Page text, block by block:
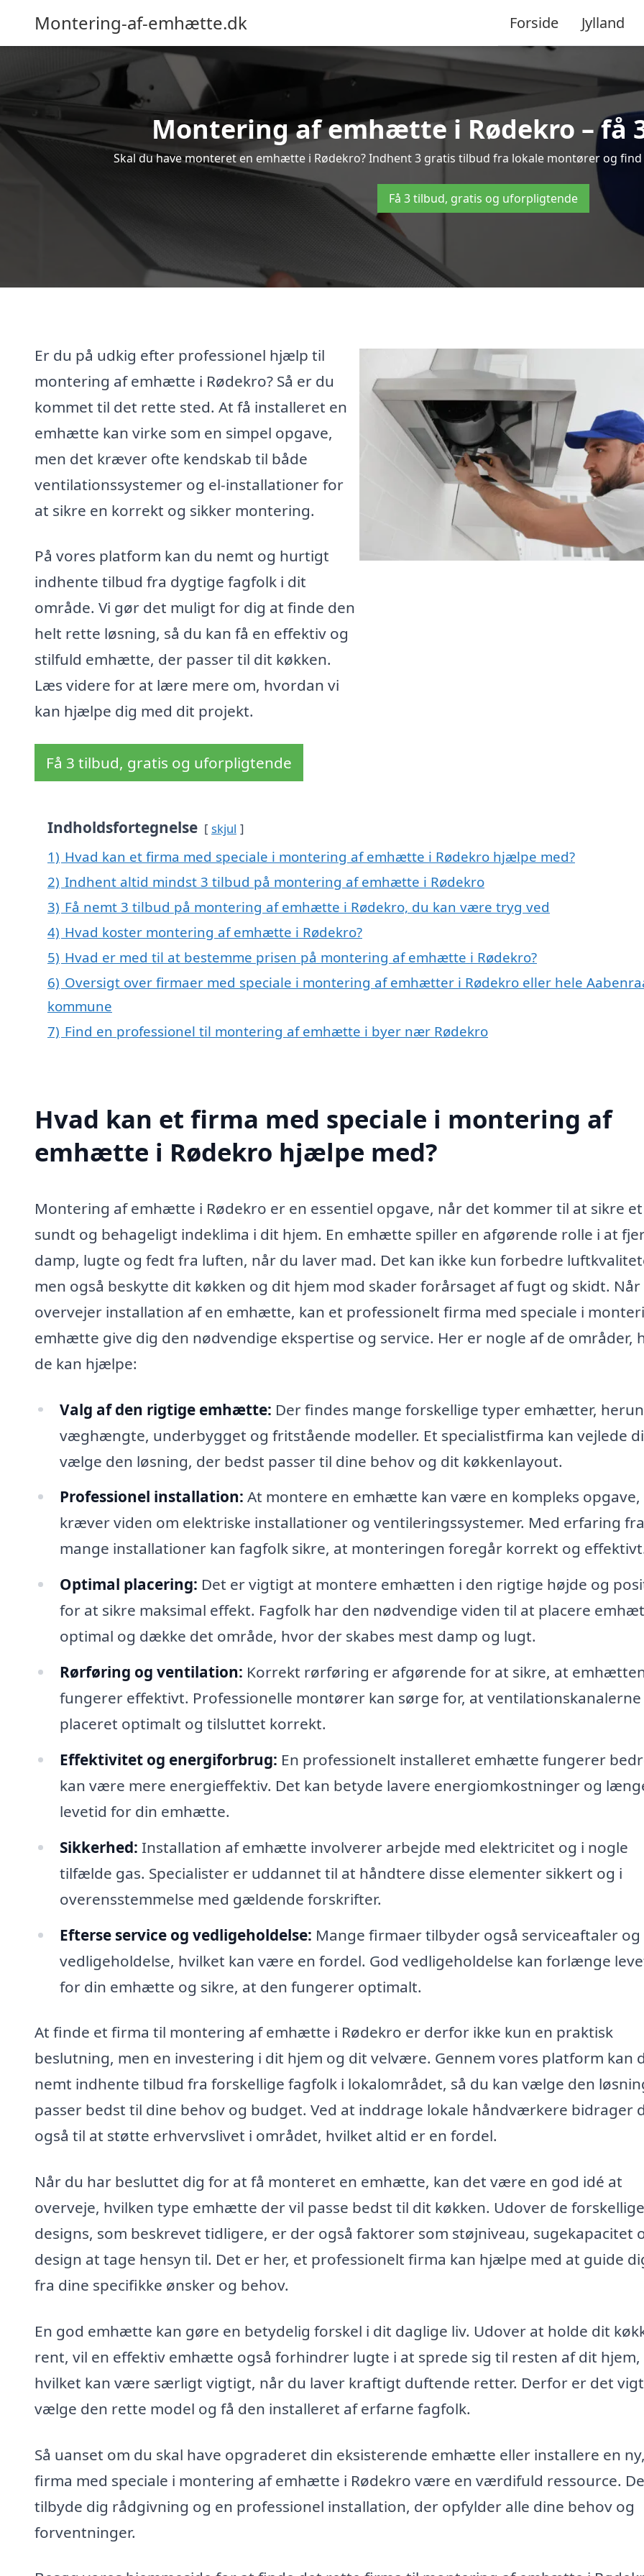
Montering-af-emhætte.dk Forside Jylland
Montering af emhætte i Rødekro – få
Skal du have monteret en emhætte i Rødekro? Indhent 3 gratis tilbud fra lokale montører og
Få 3 tilbud, gratis og uforpligtende
Er du på udkig efter professionel hjælp til
montering af emhætte i Rødekro? Så er du
kommet til det rette sted. At få installeret en
emhætte kan virke som en simpel opgave,
men det kræver ofte kendskab til både
ventilationssystemer og el-installationer for
at sikre en korrekt og sikker montering.
På vores platform kan du nemt og hurtigt
indhente tilbud fra dygtige fagfolk i dit
område. Vi gør det muligt for dig at finde den
helt rette løsning, så du kan få en effektiv og
stilfuld emhætte, der passer til dit køkken.
Læs videre for at lære mere om, hvordan vi
kan hjælpe dig med dit projekt.
Få 3 tilbud, gratis og uforpligtende
Indholdsfortegnelse skjul
1) Hvad kan et firma med speciale i montering af emhætte i Rødekro hjælpe med?
2) Indhent altid mindst 3 tilbud på montering af emhætte i Rødekro
3) Få nemt 3 tilbud på montering af emhætte i Rødekro, du kan være tryg ved
4) Hvad koster montering af emhætte i Rødekro?
5) Hvad er med til at bestemme prisen på montering af emhætte i Rødekro?
6) Oversigt over firmaer med speciale i montering af emhætter i Rødekro eller hele
kommune
7) Find en professionel til montering af emhætte i byer nær Rødekro
Hvad kan et firma med speciale i montering af
emhætte i Rødekro hjælpe med?
Montering af emhætte i Rødekro er en essentiel opgave, når det kommer til at sikre et
sundt og behageligt indeklima i dit hjem. En emhætte spiller en afgørende rolle i at
damp, lugte og fedt fra luften, når du laver mad. Det kan ikke kun forbedre
men også beskytte dit køkken og dit hjem mod skader forårsaget af fugt og skidt. Når
overvejer installation af en emhætte, kan et professionelt firma med speciale i
emhætte give dig den nødvendige ekspertise og service. Her er nogle af de områder,
de kan hjælpe:
Valg af den rigtige emhætte: Der findes mange forskellige typer emhætter,
væghængte, underbygget og fritstående modeller. Et specialistfirma kan vejlede
vælge den løsning, der bedst passer til dine behov og dit køkkenlayout.
Professionel installation: At montere en emhætte kan være en kompleks
kræver viden om elektriske installationer og ventileringssystemer. Med erfaring fra
mange installationer kan fagfolk sikre, at monteringen foregår korrekt og
Optimal placering: Det er vigtigt at montere emhætten i den rigtige højde og
for at sikre maksimal effekt. Fagfolk har den nødvendige viden til at placere
optimal og dække det område, hvor der skabes mest damp og lugt.
Rørføring og ventilation: Korrekt rørføring er afgørende for at sikre, at
fungerer effektivt. Professionelle montører kan sørge for, at
placeret optimalt og tilsluttet korrekt.
Effektivitet og energiforbrug: En professionelt installeret emhætte fungerer
kan være mere energieffektiv. Det kan betyde lavere energiomkostninger og
levetid for din emhætte.
Sikkerhed: Installation af emhætte involverer arbejde med elektricitet og i nogle
tilfælde gas. Specialister er uddannet til at håndtere disse elementer sikkert og i
overensstemmelse med gældende forskrifter.
Efterse service og vedligeholdelse: Mange firmaer tilbyder også serviceaftaler og
vedligeholdelse, hvilket kan være en fordel. God vedligeholdelse kan forlænge
for din emhætte og sikre, at den fungerer optimalt.
At finde et firma til montering af emhætte i Rødekro er derfor ikke kun en praktisk
beslutning, men en investering i dit hjem og dit velvære. Gennem vores platform kan
nemt indhente tilbud fra forskellige fagfolk i lokalområdet, så du kan vælge den
passer bedst til dine behov og budget. Ved at inddrage lokale håndværkere bidrager
også til at støtte erhvervslivet i området, hvilket altid er en fordel.
Når du har besluttet dig for at få monteret en emhætte, kan det være en god idé at
overveje, hvilken type emhætte der vil passe bedst til dit køkken. Udover de forskellige
designs, som beskrevet tidligere, er der også faktorer som støjniveau, sugekapacitet
design at tage hensyn til. Det er her, et professionelt firma kan hjælpe med at guide
fra dine specifikke ønsker og behov.
En god emhætte kan gøre en betydelig forskel i dit daglige liv. Udover at holde dit
rent, vil en effektiv emhætte også forhindrer lugte i at sprede sig til resten af dit hjem,
hvilket kan være særligt vigtigt, når du laver kraftigt duftende retter. Derfor er det
vælge den rette model og få den installeret af erfarne fagfolk.
Så uanset om du skal have opgraderet din eksisterende emhætte eller installere en
firma med speciale i montering af emhætte i Rødekro være en værdifuld ressource.
tilbyde dig rådgivning og en professionel installation, der opfylder alle dine behov og
forventninger.